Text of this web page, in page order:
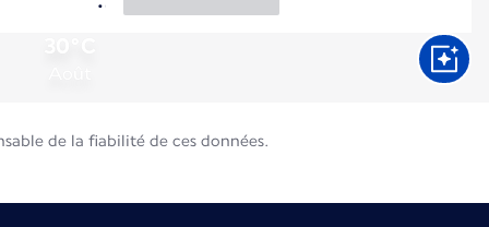
de la fiabilité de ces données.